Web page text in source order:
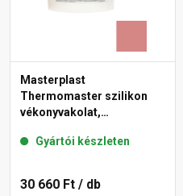
Masterplast
Thermomaster szilikon
vékonyvakolat,
21-D 25 kg
Gyártói készleten
30 660 Ft / db